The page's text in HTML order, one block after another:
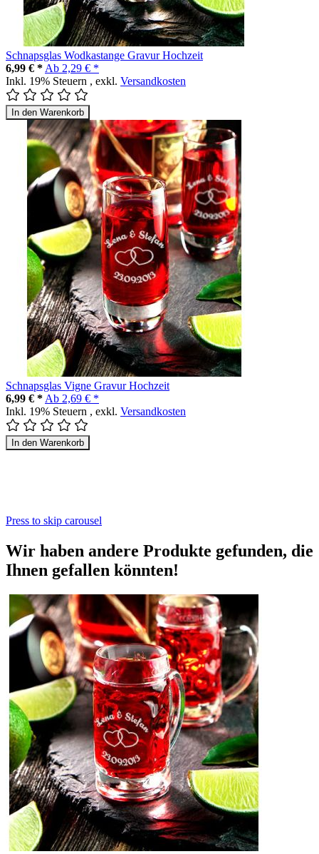
Schnapsglas Wodkastange Gravur Hochzeit
6,99 € * Ab 2,29 € *
Inkl. 19% Steuern , exkl. Versandkosten
In den Warenkorb
Schnapsglas Vigne Gravur Hochzeit
6,99 € * Ab 2,69 € *
Inkl. 19% Steuern , exkl. Versandkosten
In den Warenkorb
Press to skip carousel
Wir haben andere Produkte gefunden, die
Ihnen gefallen könnten!